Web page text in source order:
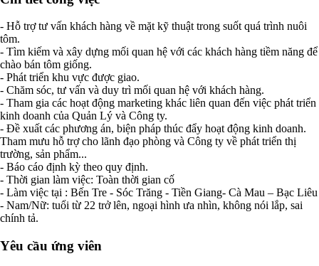
- Hỗ trợ tư vấn khách hàng về mặt kỹ thuật trong suốt quá trình nuôi
tôm.
- Tìm kiếm và xây dựng mối quan hệ với các khách hàng tiềm năng để
chào bán tôm giống.
- Phát triển khu vực được giao.
- Chăm sóc, tư vấn và duy trì mối quan hệ với khách hàng.
- Tham gia các hoạt động marketing khác liên quan đến việc phát triển
kinh doanh của Quản Lý và Công ty.
- Đề xuất các phương án, biện pháp thúc đẩy hoạt động kinh doanh.
Tham mưu hỗ trợ cho lãnh đạo phòng và Công ty về phát triển thị
trường, sản phẩm...
- Báo cáo định kỳ theo quy định.
- Thời gian làm việc: Toàn thời gian cố
- Làm việc tại : Bến Tre - Sóc Trăng - Tiền Giang- Cà Mau – Bạc Liêu
- Nam/Nữ: tuổi từ 22 trở lên, ngoại hình ưa nhìn, không nói lắp, sai
chính tả.
Yêu cầu ứng viên